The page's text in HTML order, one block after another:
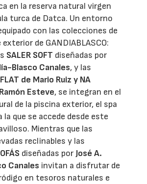
en la reserva natural virgen
turca de Datca. Un entorno
con las colecciones de
de GANDIABLASCO:
SALER SOFT diseñadas por
Blasco Canales, y las
FLAT de Mario Ruiz y NA
Esteve, se integran en el
de la piscina exterior, el spa
la que se accede desde este
Mientras que las
reclinables y las
diseñadas por José A.
Canales invitan a disfrutar de
en tesoros naturales e